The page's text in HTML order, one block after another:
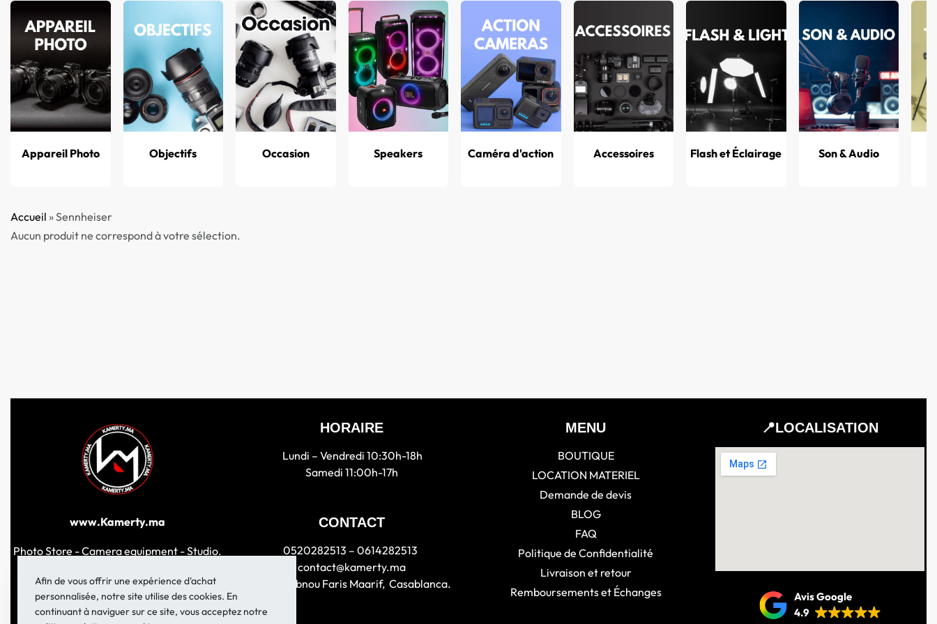
Livraison gratuite dès 3000 DHS d’achat!
AccueilBOUTIQUE PROMO!BRANDS KAMERTY LOCATION & STUDIO
Appareil Photo Objectifs Occasion Speakers Caméra d'action Accessoires Flash et Éclairage Son & Audio
Accueil »Sennheiser
Aucun produit ne correspond à votre sélection.
www.Kamerty.ma
Photo Store - Camera equipment - Studio.
HORAIRE
Lundi – Vendredi 10:30h-18h
Samedi 11:00h-17h
CONTACT
0520282513 – 0614282513
contact@kamerty.ma
149 Rue Ibnou Faris Maarif, Casablanca.
MENU
BOUTIQUE
LOCATION MATERIEL
Demande de devis
BLOG
FAQ
Politique de Confidentialité
Livraison et retour
Remboursements et Échanges
📍LOCALISATION
Avis Google
4.9
Afin de vous offrir une expérience d'achat
personnalisée, notre site utilise des cookies. En
continuant à naviguer sur ce site, vous acceptez notre